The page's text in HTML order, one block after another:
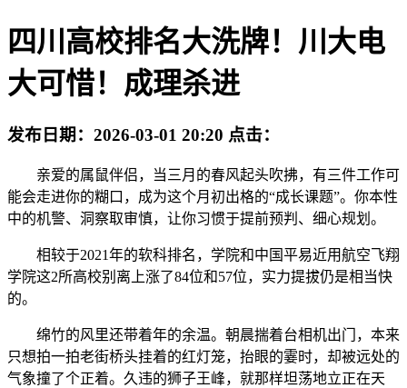
四川高校排名大洗牌！川大电
大可惜！成理杀进
发布日期： 2026-03-01 20:20 点击：
亲爱的属鼠伴侣，当三月的春风起头吹拂，有三件工作可
能会走进你的糊口，成为这个月初出格的“成长课题”。你本性
中的机警、洞察取审慎，让你习惯于提前预判、细心规划。
相较于2021年的软科排名，学院和中国平易近用航空飞翔
学院这2所高校别离上涨了84位和57位，实力提拔仍是相当快
的。
绵竹的风里还带着年的余温。朝晨揣着台相机出门，本来
只想拍一拍老街桥头挂着的红灯笼，抬眼的霎时，却被远处的
气象撞了个正着。久违的狮子王峰，就那样坦荡地立正在天